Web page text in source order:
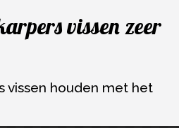
vissen zeer
vissen houden met het